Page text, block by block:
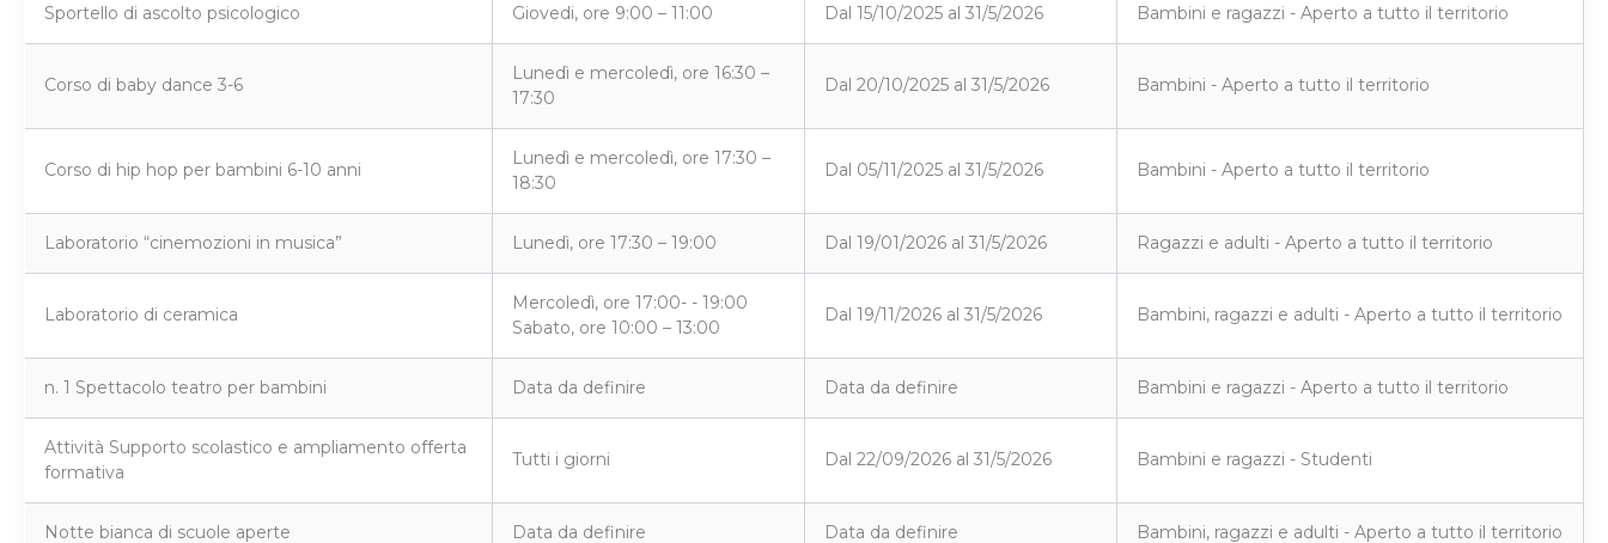
Sportello di ascolto psicologico Giovedi, ore 9:00 – 11:00 Dal 15/10/2025 al 31/5/2026 Bambini e ragazzi - Aperto a tutto il territorio
Corso di baby dance 3-6
Lunedì e mercoledì, ore 16:30 –
17:30
Dal 20/10/2025 al 31/5/2026 Bambini - Aperto a tutto il territorio
Corso di hip hop per bambini 6-10 anni
Lunedì e mercoledì, ore 17:30 –
18:30
Dal 05/11/2025 al 31/5/2026 Bambini - Aperto a tutto il territorio
Laboratorio “cinemozioni in musica” Lunedì, ore 17:30 – 19:00 Dal 19/01/2026 al 31/5/2026 Ragazzi e adulti - Aperto a tutto il territorio
Laboratorio di ceramica
Mercoledì, ore 17:00- - 19:00
Sabato, ore 10:00 – 13:00
Dal 19/11/2026 al 31/5/2026 Bambini, ragazzi e adulti - Aperto a tutto il territorio
n. 1 Spettacolo teatro per bambini Data da definire Data da definire Bambini e ragazzi - Aperto a tutto il territorio
Attività Supporto scolastico e ampliamento offerta
formativa
Tutti i giorni Dal 22/09/2026 al 31/5/2026 Bambini e ragazzi - Studenti
Notte bianca di scuole aperte Data da definire Data da definire Bambini, ragazzi e adulti - Aperto a tutto il territorio